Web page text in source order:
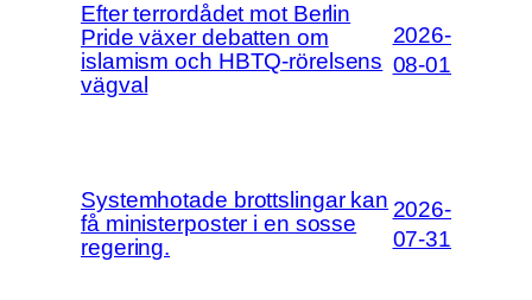
Efter terrordådet mot Berlin
Pride växer debatten om
islamism och HBTQ-rörelsens
vägval
2026-
08-01
Systemhotade brottslingar kan
få ministerposter i en sosse
regering.
2026-
07-31